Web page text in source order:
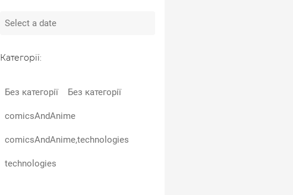
Категорії:
Без категорії Без категорії
comicsAndAnime
comicsAndAnime,technologies
technologies